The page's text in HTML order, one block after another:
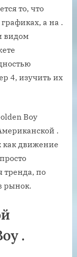
то, что
а на .
видом
4, изучить их
Boy
.
как движение
тренда, по
рынок.
.